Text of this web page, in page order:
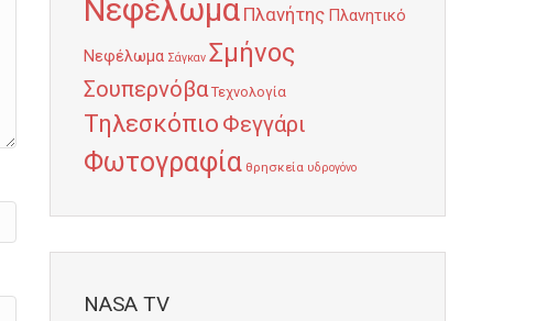
Νεφέλωμα Πλανήτης Πλανητικό
Νεφέλωμα Σάγκαν Σμήνος
Σουπερνόβα Τεχνολογία
Τηλεσκόπιο Φεγγάρι
Φωτογραφία θρησκεία υδρογόνο
NASA TV